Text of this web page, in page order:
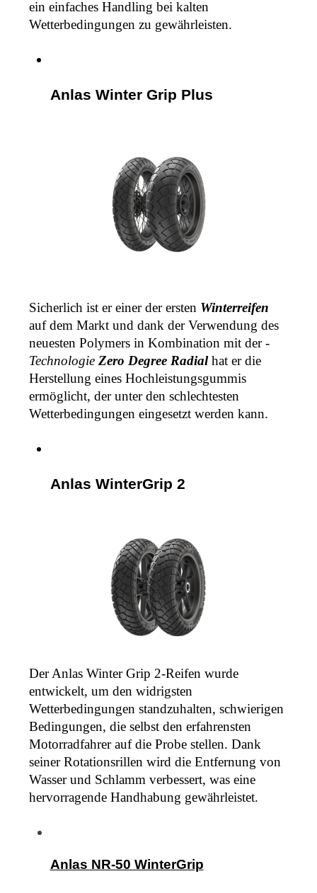
ein einfaches Handling bei kalten
Wetterbedingungen zu gewährleisten.
Anlas Winter Grip Plus
Sicherlich ist er einer der ersten Winterreifen
auf dem Markt und dank der Verwendung des
neuesten Polymers in Kombination mit der -
Technologie Zero Degree Radial hat er die
Herstellung eines Hochleistungsgummis
ermöglicht, der unter den schlechtesten
Wetterbedingungen eingesetzt werden kann.
Anlas WinterGrip 2
Der Anlas Winter Grip 2-Reifen wurde
entwickelt, um den widrigsten
Wetterbedingungen standzuhalten, schwierigen
Bedingungen, die selbst den erfahrensten
Motorradfahrer auf die Probe stellen. Dank
seiner Rotationsrillen wird die Entfernung von
Wasser und Schlamm verbessert, was eine
hervorragende Handhabung gewährleistet.
Anlas NR-50 WinterGrip